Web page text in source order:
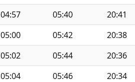
04:57 05:40 20:41
05:00 05:42 20:38
05:02 05:44 20:36
05:04 05:46 20:34